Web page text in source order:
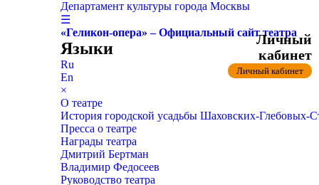
Департамент культуры города Москвы
☰
«Геликон-опера» – Официальный сайт театра
Языки
Ru
En
×
О театре
История городской усадьбы Шаховских-
Пресса о театре
Награды театра
Дмитрий Бертман
Владимир Федосеев
Руководство театра
Личный
кабинет
Личный кабинет